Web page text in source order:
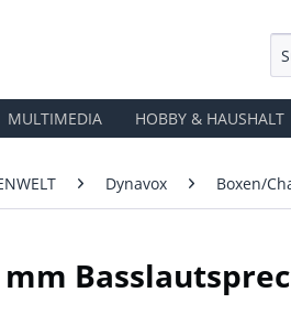
MULTIMEDIA HOBBY & HAUSHALT
Dynavox Boxen/
mm